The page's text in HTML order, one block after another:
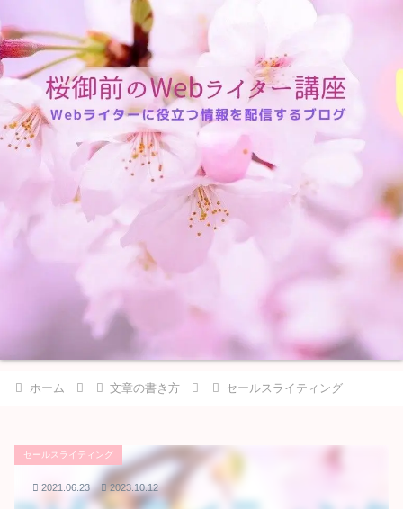
ホーム 文章の書き方 セールスライティング
セールスライティング
2021.06.23 2023.10.12